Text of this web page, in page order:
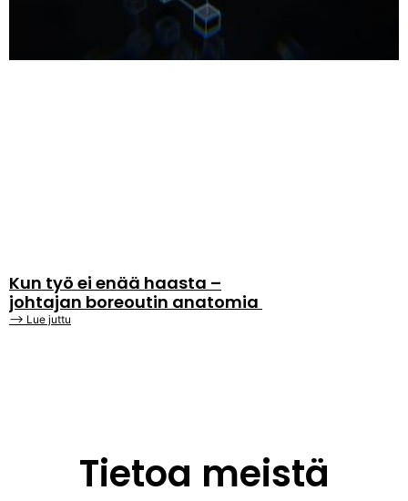
Kun työ ei enää haasta –
johtajan boreoutin anatomia
⟶ Lue juttu
Tietoa meistä